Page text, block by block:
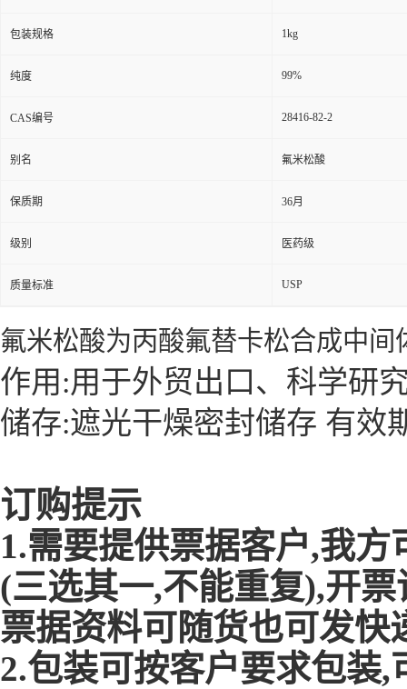
包装规格 1kg
纯度 99%
CAS编号 28416-82-2
别名 氟米松酸
保质期 36月
级别 医药级
质量标准 USP
氟米松酸为丙酸氟替卡松合成中间
作用:用于外贸出口、科学研
储存:遮光干燥密封储存 有效
订购提示
1.需要提供票据客户,我
(三选其一,不能重复),开
票据资料可随货也可发快
2.包装可按客户要求包装